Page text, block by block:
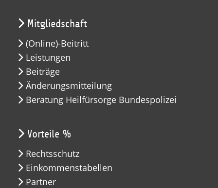
Mitgliedschaft
(Online)-Beitritt
Leistungen
Beiträge
Änderungsmitteilung
Beratung Heilfürsorge Bundespolizei
Vorteile %
Rechtsschutz
Einkommenstabellen
Partner